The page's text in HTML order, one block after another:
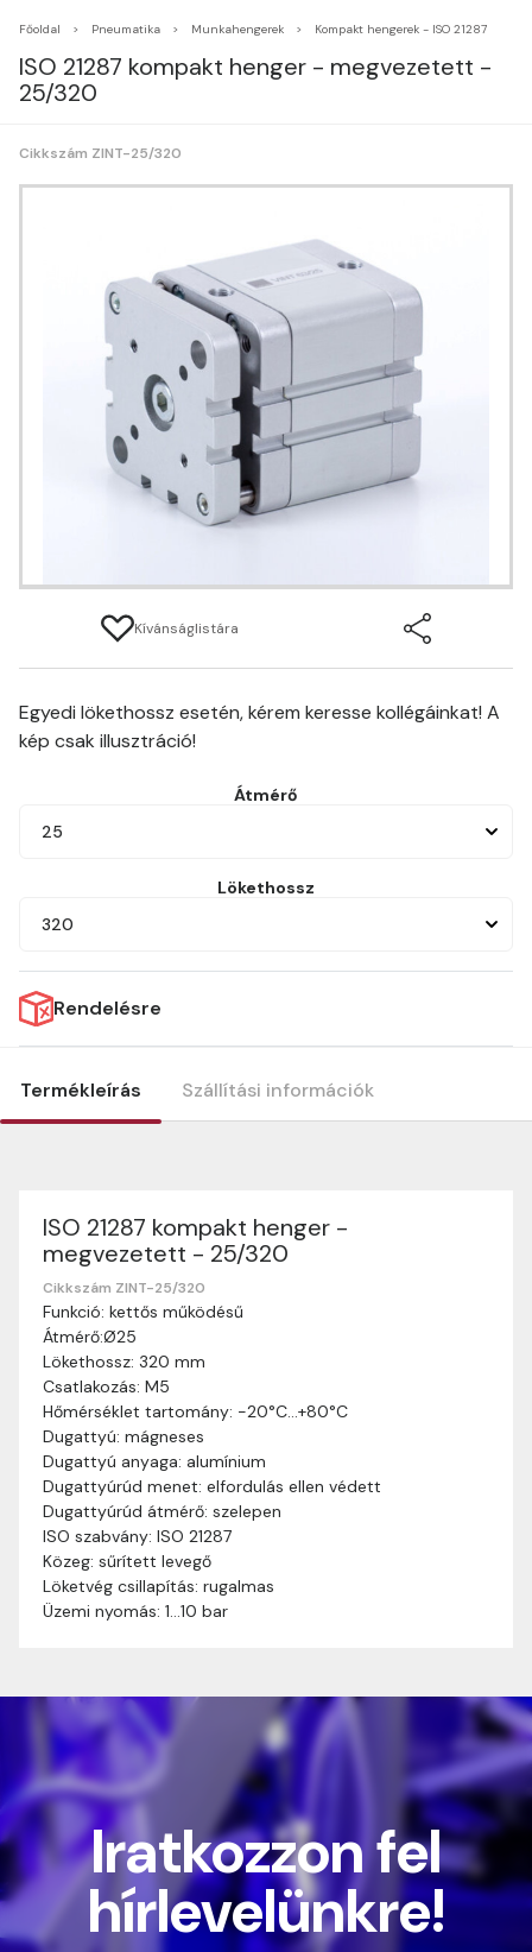
Főoldal Pneumatika Munkahengerek Kompakt hengerek - ISO 21287
ISO 21287 kompakt henger - megvezetett -
25/320
Cikkszám ZINT-25/320
Kívánságlistára
Egyedi lökethossz esetén, kérem keresse kollégáinkat! A
kép csak illusztráció!
Átmérő
25
Lökethossz
320
Rendelésre
Termékleírás Szállítási információk
ISO 21287 kompakt henger -
megvezetett - 25/320
Cikkszám ZINT-25/320
Funkció: kettős működésű
Átmérő:Ø25
Lökethossz: 320 mm
Csatlakozás: M5
Hőmérséklet tartomány: -20°C…+80°C
Dugattyú: mágneses
Dugattyú anyaga: alumínium
Dugattyúrúd menet: elfordulás ellen védett
Dugattyúrúd átmérő: szelepen
ISO szabvány: ISO 21287
Közeg: sűrített levegő
Löketvég csillapítás: rugalmas
Üzemi nyomás: 1…10 bar
Szállítási információk
Nagyon köszönjük, hogy webshopunkat választottátok
vásárlásaitokhoz. Az alábbiakban megtaláljátok szállítási
információinkat, hogy a vásárlásotok gördülékenyen és
zökkenőmentesen történhessen.
Szállítási idő:
munkanapon belül kézbesítjük. Amennyiben
valamilyen okból kifolyólag a szállítás hosszabb
ideig tart, előre értesítünk benneteket.
Szállítási díj: A szállítási díj függ a termék súlyától
és a szállítási cím távolságától. A pontos szállítási
díjat a vásárlás folyamata során megtekinthetitek,
mielőtt a rendelést véglegesítitek.
Iratkozzon fel
hírlevelünkre!